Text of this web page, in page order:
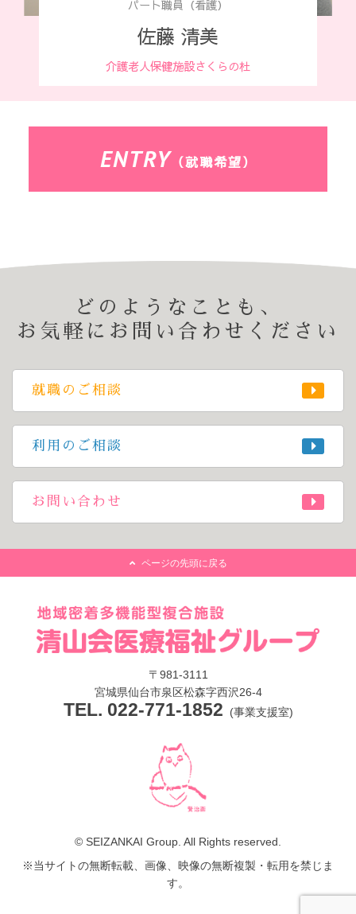
パート職員（看護）
佐藤 清美
介護老人保健施設さくらの杜
ENTRY （就職希望）
どのようなことも、
お気軽にお問い合わせください
就職のご相談
利用のご相談
お問い合わせ
ページの先頭に戻る
〒981-3111
宮城県仙台市泉区松森字西沢26-4
TEL. 022-771-1852 (事業支援室)
※当サイトの無断転載、画像、映像の無断複製・転用を禁じま
す。
© SEIZANKAI Group. All Rights reserved.